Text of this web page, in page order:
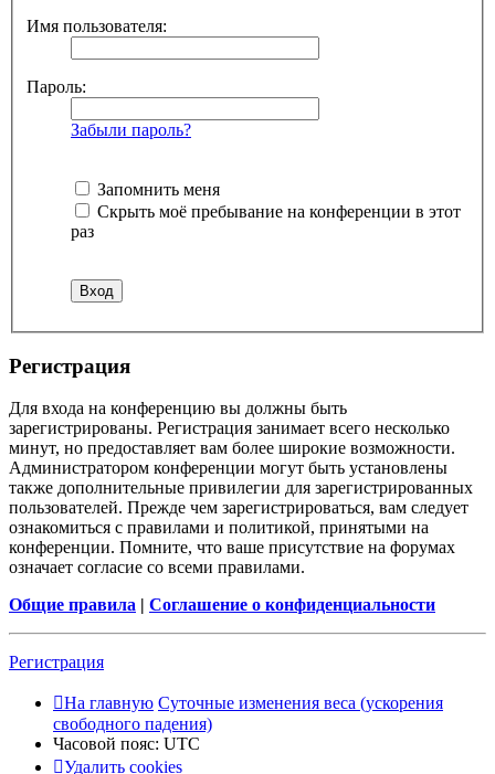
Имя пользователя:
Пароль:
Забыли пароль?
Запомнить меня
Скрыть моё пребывание на конференции в этот
раз
Регистрация
Для входа на конференцию вы должны быть
зарегистрированы. Регистрация занимает всего несколько
минут, но предоставляет вам более широкие возможности.
Администратором конференции могут быть установлены
также дополнительные привилегии для зарегистрированных
пользователей. Прежде чем зарегистрироваться, вам следует
ознакомиться с правилами и политикой, принятыми на
конференции. Помните, что ваше присутствие на форумах
означает согласие со всеми правилами.
Общие правила | Соглашение о конфиденциальности
Регистрация
На главную Суточные изменения веса (ускорения
свободного падения)
Часовой пояс: UTC
Удалить cookies